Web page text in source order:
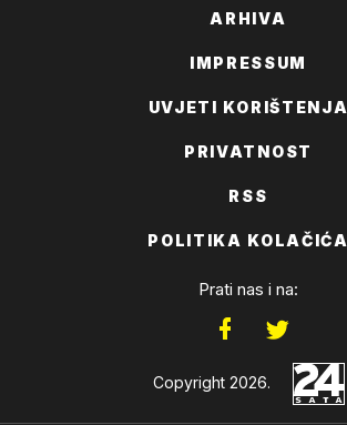
ARHIVA
IMPRESSUM
UVJETI KORIŠTENJA
PRIVATNOST
RSS
POLITIKA KOLAČIĆA
Prati nas i na:
Copyright 2026.